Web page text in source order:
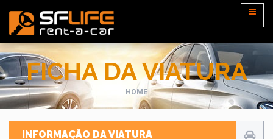
FICHA DA VIATURA
HOME
INFORMAÇÃO DA VIATURA